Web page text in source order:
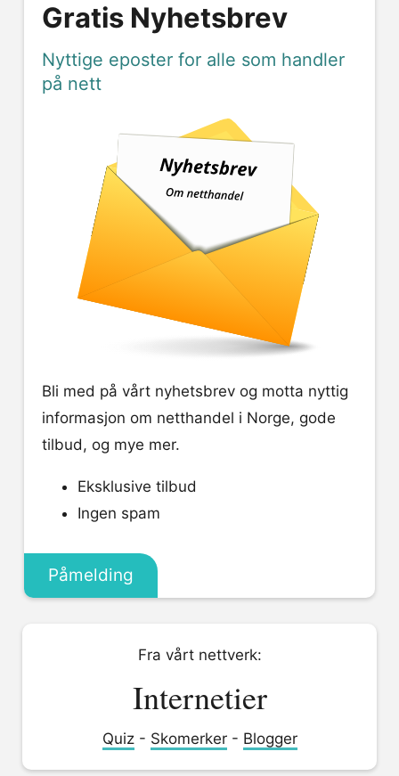
Gratis Nyhetsbrev
Nyttige eposter for alle som handler
på nett
Bli med på vårt nyhetsbrev og motta nyttig
informasjon om netthandel i Norge, gode
tilbud, og mye mer.
Eksklusive tilbud
Ingen spam
Påmelding
Fra vårt nettverk:
Internetier
Quiz- Skomerker- Blogger